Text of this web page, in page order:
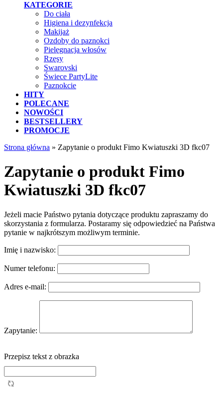
KATEGORIE
Do ciała
Higiena i dezynfekcja
Makijaż
Ozdoby do paznokci
Pielęgnacja włosów
Rzęsy
Swarovski
Świece PartyLite
Paznokcie
HITY
POLECANE
NOWOŚCI
BESTSELLERY
PROMOCJE
Strona główna » Zapytanie o produkt Fimo Kwiatuszki 3D fkc07
Zapytanie o produkt Fimo
Kwiatuszki 3D fkc07
Jeżeli macie Państwo pytania dotyczące produktu zapraszamy do
skorzystania z formularza. Postaramy się odpowiedzieć na Państwa
pytanie w najkrótszym możliwym terminie.
Imię i nazwisko:
Numer telefonu:
Adres e-mail:
Zapytanie:
Przepisz tekst z obrazka